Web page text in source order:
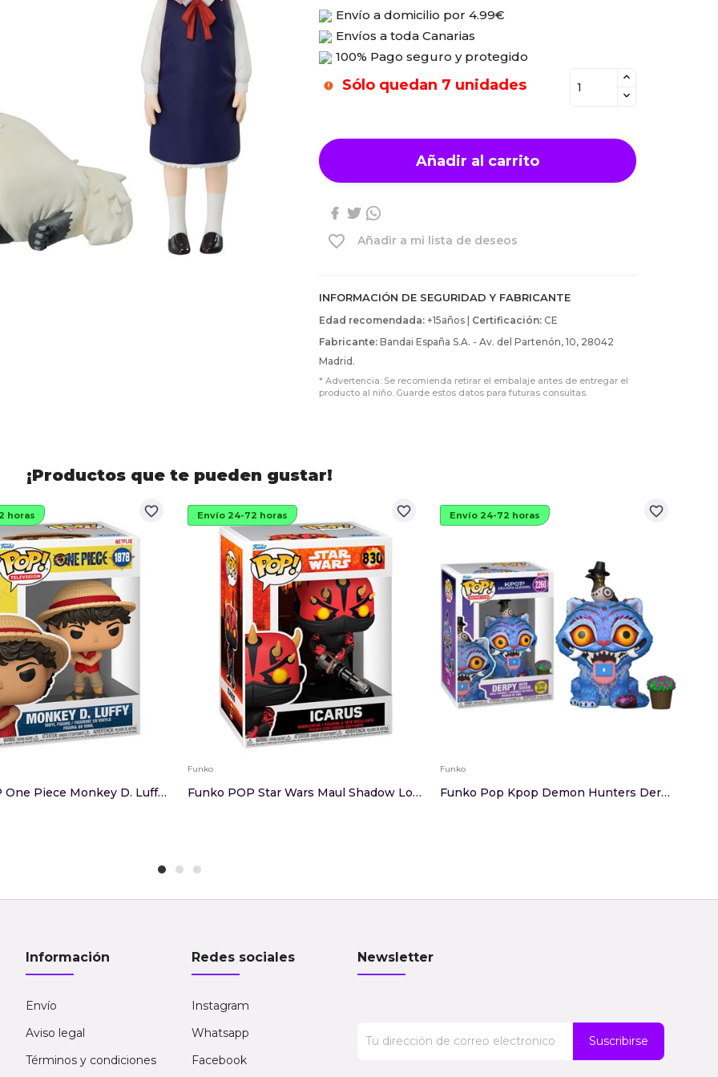
Envío a domicilio por 4.99€
Envíos a toda Canarias
100% Pago seguro y protegido
Sólo quedan 7 unidades
Añadir al carrito
favorite_border Añadir a mi lista de deseos
INFORMACIÓN DE SEGURIDAD Y FABRICANTE
Edad recomendada: +15años | Certificación: CE
Fabricante: Bandai España S.A. - Av. del Partenón, 10, 28042
Madrid.
* Advertencia: Se recomienda retirar el embalaje antes de entregar el
producto al niño. Guarde estos datos para futuras consultas.
¡Productos que te pueden gustar!
favorite_border
horas
Funko POP One Piece Monkey D. Luffy 1878
favorite_border
Envío 24-72 horas
Funko
Funko POP Star Wars Maul Shadow Lord Icarus
favorite_border
Envío 24-72 horas
Funko
Funko Pop Kpop Demon Hunters Derpy With Sussie ...
Información
Envío
Aviso legal
Términos y condiciones
Redes sociales
Instagram
Whatsapp
Facebook
Newsletter